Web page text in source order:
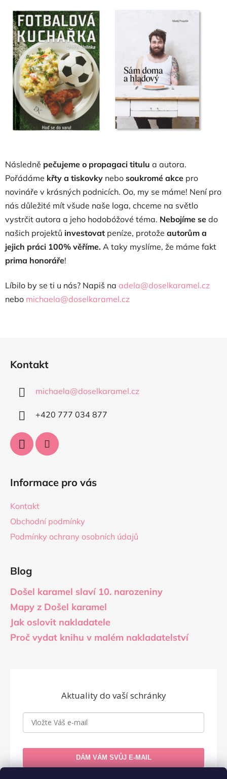
Následně pečujeme o propagaci titulu a autora.
Pořádáme křty a tiskovky nebo soukromé akce pro
novináře v krásných podnicích. Oo, my se máme! Není pro
nás důležité mít všude naše loga, chceme na světlo
vystrčit autora a jeho hodobóžové téma. Nebojíme se do
našich projektů investovat peníze, protože autorům a
jejich práci 100% věříme. A taky myslíme, že máme fakt
prima honoráře!
Líbilo by se ti u nás? Napiš na adela@doselkaramel.cz
nebo michaela@doselkaramel.cz
Kontakt
michaela@doselkaramel.cz
+420 777 034 877​
Informace pro vás
Kontakt
Obchodní podmínky
Podmínky ochrany osobních údajů
Blog
Došel karamel slaví 10. narozeniny
Mapy z Došel karamel
Jak oslovit nakladatele
Proč vydat knihu v malém nakladatelství
Aktuality do vaší schránky
DÁM VÁM SVŮJ E-MAIL